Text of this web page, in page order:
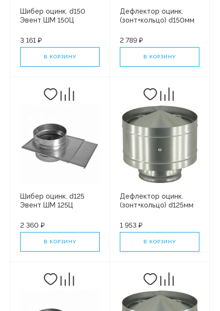
Шибер оцинк. d150
Эвент ШМ 150Ц
3 161 ₽
В КОРЗИНУ
Дефлектор оцинк.
(зонт+кольцо) d150мм
2 789 ₽
В КОРЗИНУ
Шибер оцинк. d125
Эвент ШМ 125Ц
2 360 ₽
В КОРЗИНУ
Дефлектор оцинк.
(зонт+кольцо) d125мм
1 953 ₽
В КОРЗИНУ